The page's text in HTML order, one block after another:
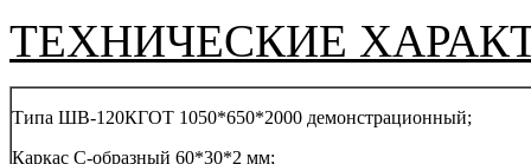
ТЕХНИЧЕСКИЕ
Типа ШВ-120КГОТ 1050*650*2000 демонстрационный;
Каркас С-образный 60*30*2 мм;